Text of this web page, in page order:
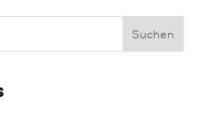
Suchen